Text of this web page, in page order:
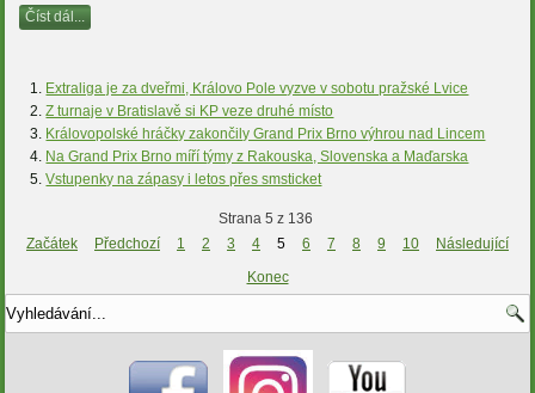
Číst dál...
Extraliga je za dveřmi, Královo Pole vyzve v sobotu pražské Lvice
Z turnaje v Bratislavě si KP veze druhé místo
Královopolské hráčky zakončily Grand Prix Brno výhrou nad Lincem
Na Grand Prix Brno míří týmy z Rakouska, Slovenska a Maďarska
Vstupenky na zápasy i letos přes smsticket
Strana 5 z 136
Začátek
Předchozí 1 2 3 4 5 6 7 8 9 10
Následující
Konec